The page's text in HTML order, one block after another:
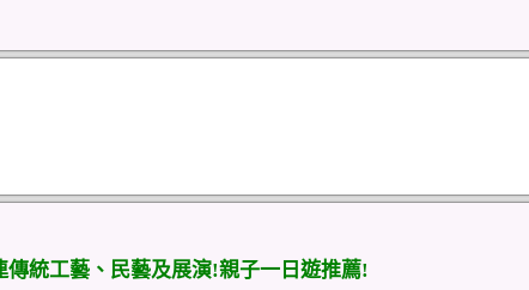
傳統工藝、民藝及展演!親子一日遊推薦!